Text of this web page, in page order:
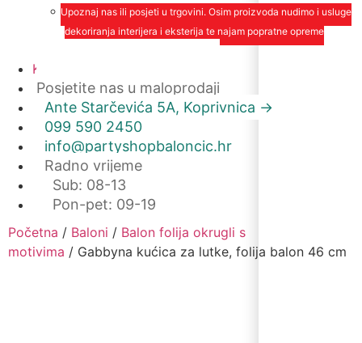
Upoznaj nas ili posjeti u trgovini. Osim proizvoda nudimo i usluge
dekoriranja interijera i eksterija te najam popratne opreme
Kontakt
Posjetite nas u maloprodaji
Ante Starčevića 5A, Koprivnica ->
099 590 2450
info@partyshopbaloncic.hr
Radno vrijeme
Sub: 08-13
Pon-pet: 09-19
Početna / Baloni / Balon folija okrugli s
motivima / Gabbyna kućica za lutke, folija balon 46 cm